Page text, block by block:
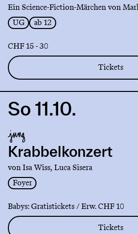
Ein Science-Fiction-Märchen von
UG
ab 12
CHF 15 - 30
Tickets
Link
Krabbelkonzert
So 11.10.
Krabbelkonzert
von Isa Wiss, Luca Sisera
Foyer
Babys: Gratistickets / Erw. CHF 10
Tickets